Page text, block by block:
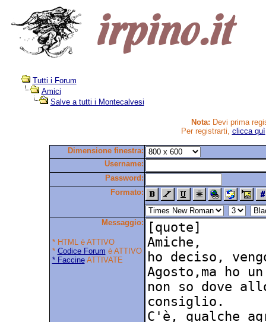
Tutti i Forum
Amici
Salve a tutti i Montecalvesi
Nota: Devi prima
Per registrarti, clicca quì
Dimensione finestra:
Username:
Password:
Formato:
Messaggio:
* HTML è ATTIVO
* Codice Forum è ATTIVO
* FaccineATTIVATE